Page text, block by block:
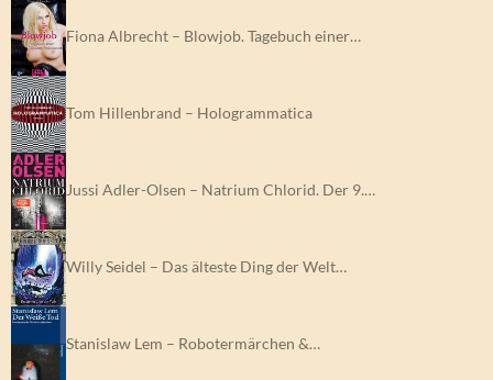
Fiona Albrecht – Blowjob. Tagebuch einer…
Tom Hillenbrand – Hologrammatica
Jussi Adler-Olsen – Natrium Chlorid. Der 9.…
Willy Seidel – Das älteste Ding der Welt…
Stanislaw Lem – Robotermärchen &…